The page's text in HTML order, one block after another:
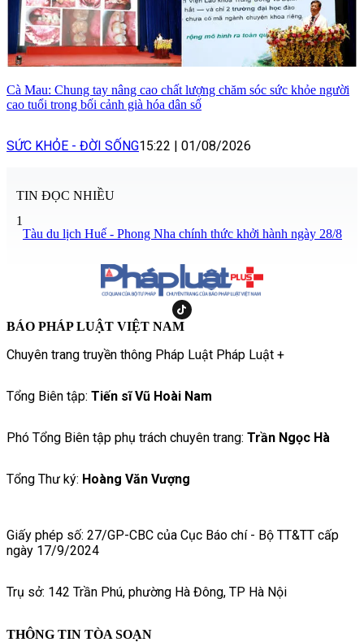
Cà Mau: Chung tay nâng cao chất lượng chăm sóc sức khỏe người
cao tuổi trong bối cảnh già hóa dân số
SỨC KHỎE - ĐỜI SỐNG15:22 01/08/2026
TIN ĐỌC NHIỀU
1
Tàu du lịch Huế - Phong Nha chính thức khởi hành ngày 28/8
BÁO PHÁP LUẬT VIỆT NAM
Chuyên trang truyền thông Pháp Luật Pháp Luật +
Tổng Biên tập: Tiến sĩ Vũ Hoài Nam
Phó Tổng Biên tập phụ trách chuyên trang: Trần Ngọc Hà
Tổng Thư ký: Hoàng Văn Vượng
Giấy phép số: 27/GP-CBC của Cục Báo chí - Bộ TT&TT cấp
ngày 17/9/2024
Trụ sở: 142 Trần Phú, phường Hà Đông, TP Hà Nội
THÔNG TIN TÒA SOẠN